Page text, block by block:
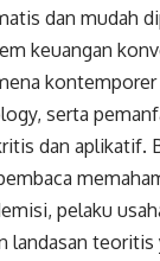
dan mudah
keuangan
serta
dan
pelaku
landasan